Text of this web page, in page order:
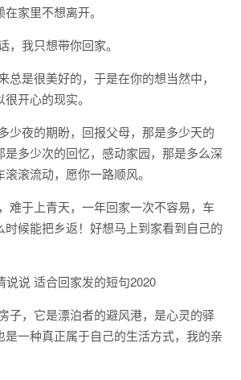
家里不想离开。
，我只想带你回家。
总是很美好的，于是在你的想当然中，
开心的现实。
少夜的期盼，回报父母，那是多少天的
是多少次的回忆，感动家园，那是多么深
滚流动，愿你一路顺风。
难于上青天，一年回家一次不容易，车
时候能把乡返！好想马上到家看到自己的
子，它是漂泊者的避风港，是心灵的驿
是一种真正属于自己的生活方式，我的亲